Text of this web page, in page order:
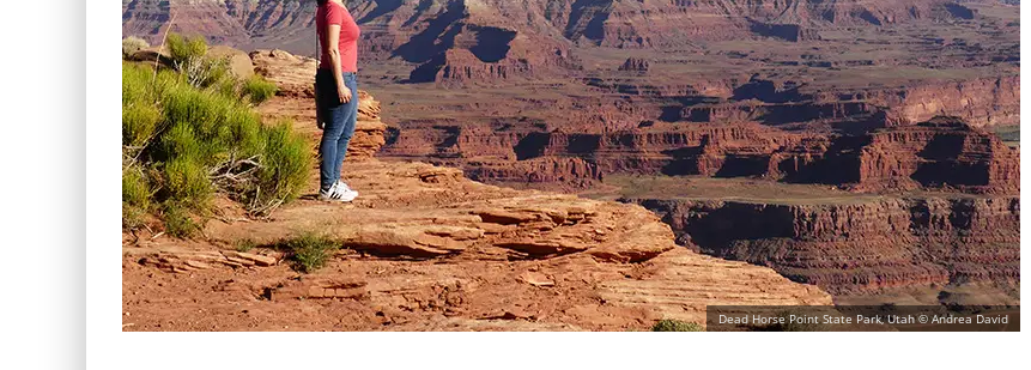
Dead Horse Point State Park, Utah © Andrea David